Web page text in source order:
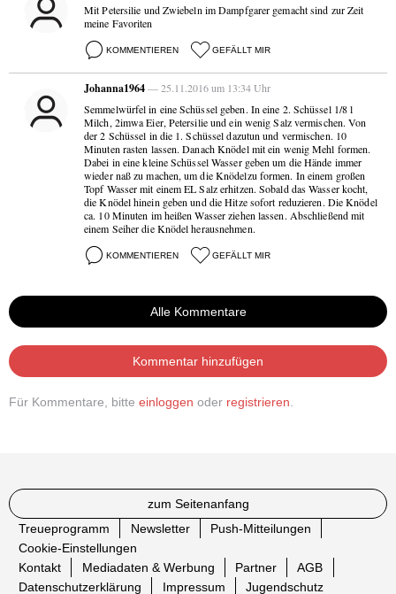
Mit Petersilie und Zwiebeln im Dampfgarer gemacht sind zur Zeit
meine Favoriten
KOMMENTIEREN GEFÄLLT MIR
Johanna1964— 25.11.2016 um 13:34 Uhr
Semmelwürfel in eine Schüssel geben. In eine 2. Schüssel 1/8 l
Milch, 2imwa Eier, Petersilie und ein wenig Salz vermischen. Von
der 2 Schüssel in die 1. Schüssel dazutun und vermischen. 10
Minuten rasten lassen. Danach Knödel mit ein wenig Mehl formen.
Dabei in eine kleine Schüssel Wasser geben um die Hände immer
wieder naß zu machen, um die Knödelzu formen. In einem großen
Topf Wasser mit einem EL Salz erhitzen. Sobald das Wasser kocht,
die Knödel hinein geben und die Hitze sofort reduzieren. Die Knödel
ca. 10 Minuten im heißen Wasser ziehen lassen. Abschließend mit
einem Seiher die Knödel herausnehmen.
KOMMENTIEREN GEFÄLLT MIR
Alle Kommentare
Kommentar hinzufügen
Für Kommentare, bitte einloggen oder registrieren
zum Seitenanfang
Treueprogramm
Newsletter
Push-Mitteilungen
Cookie-Einstellungen
Kontakt
Mediadaten & Werbung Partner
AGB
Datenschutzerklärung
Impressum Jugendschutz